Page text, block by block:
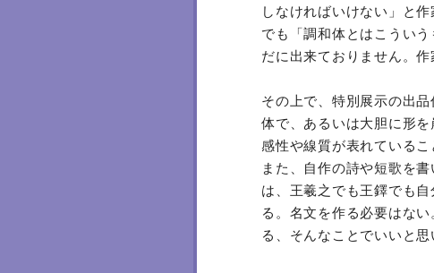
しなければいけない」と
でも「調和体とはこうい
だに出来ておりません。
その上で、特別展示の出
体で、あるいは大胆に形
感性や線質が表れているこ
また、自作の詩や短歌を
は、王羲之でも王鐸でも
る。名文を作る必要はな
る、そんなことでいいと